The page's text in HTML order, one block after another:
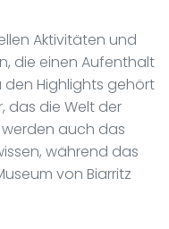
Aktivitäten und
die einen Aufenthalt
den Highlights gehört
das die Welt der
auch das
während das
von Biarritz